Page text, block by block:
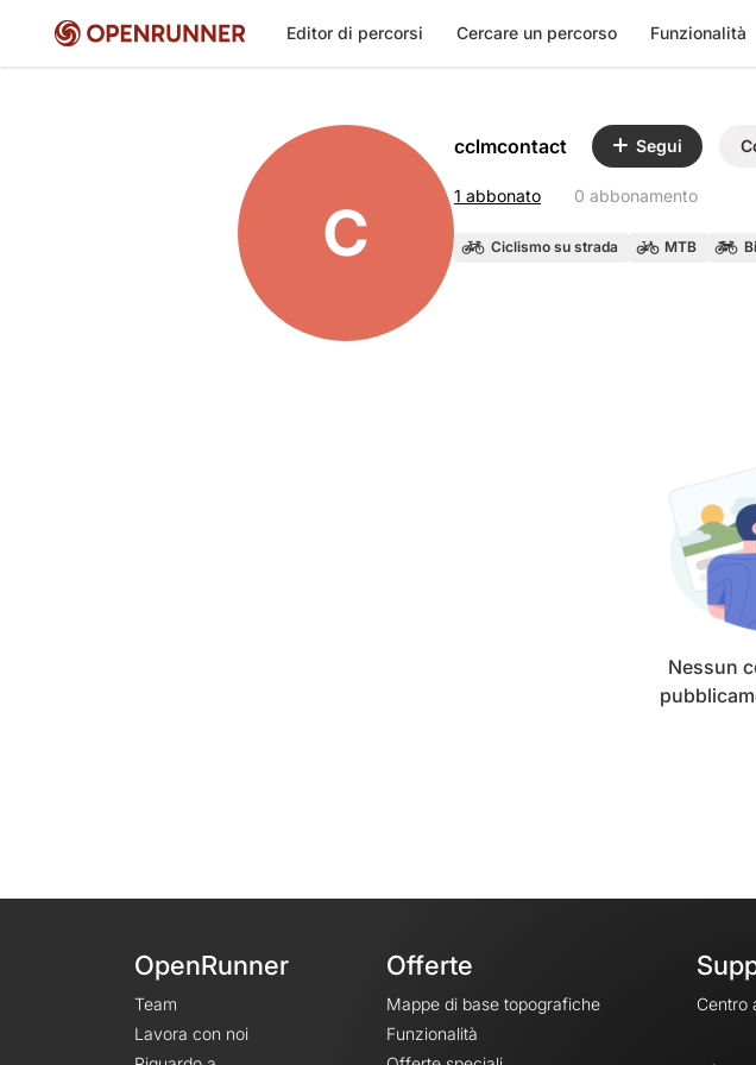
Editor di percorsi Cercare un percorso Funzionalità
C
cclmcontact Segui
1 abbonato 0 abbonamento
Ciclismo su strada MTB
Nessun
OpenRunner
Team
Lavora con noi
Offerte
Mappe di base topografiche
Funzionalità
Centro